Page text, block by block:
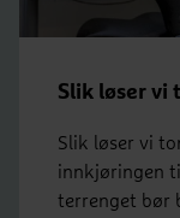
Slik løser vi
Slik løser vi
innkjøringen
terrenget bør